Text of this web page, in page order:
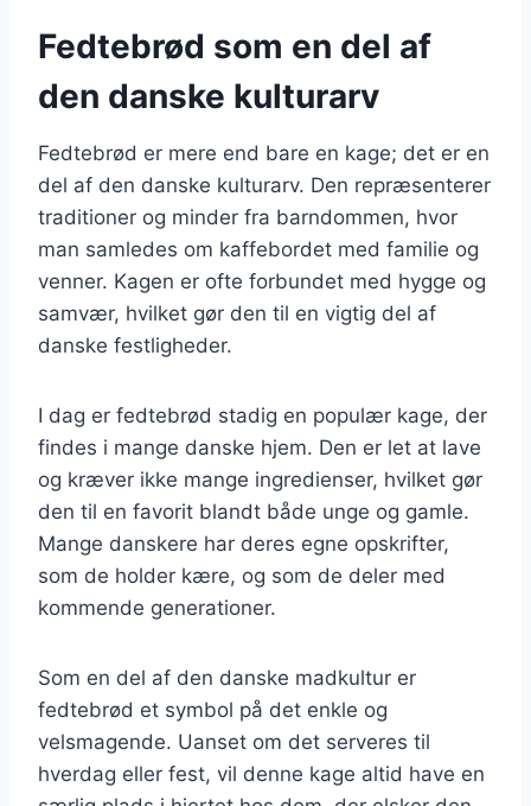
Fedtebrød som en del af
den danske kulturarv
Fedtebrød er mere end bare en kage; det er en
del af den danske kulturarv. Den repræsenterer
traditioner og minder fra barndommen, hvor
man samledes om kaffebordet med familie og
venner. Kagen er ofte forbundet med hygge og
samvær, hvilket gør den til en vigtig del af
danske festligheder.
I dag er fedtebrød stadig en populær kage, der
findes i mange danske hjem. Den er let at lave
og kræver ikke mange ingredienser, hvilket gør
den til en favorit blandt både unge og gamle.
Mange danskere har deres egne opskrifter,
som de holder kære, og som de deler med
kommende generationer.
Som en del af den danske madkultur er
fedtebrød et symbol på det enkle og
velsmagende. Uanset om det serveres til
hverdag eller fest, vil denne kage altid have en